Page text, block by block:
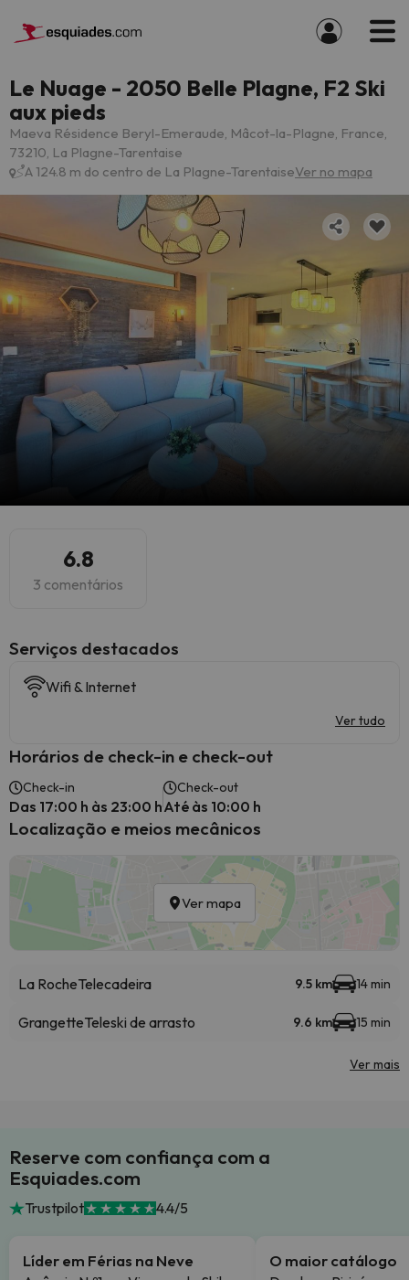
Le Nuage - 2050 Belle Plagne, F2 Ski
aux pieds
Maeva Résidence Beryl-Emeraude, Mâcot-la-Plagne, France,
73210, La Plagne-Tarentaise
A 124.8 m do centro de La Plagne-TarentaiseVer no mapa
6.8
3 comentários
Serviços destacados
Wifi & Internet
Ver tudo
Horários de check-in e check-out
Check-in
Das 17:00 h às 23:00 h
Check-out
Até às 10:00 h
Localização e meios mecânicos
Ver mapa
La RocheTelecadeira 9.5 km 14 min
GrangetteTeleski de arrasto 9.6 km 15 min
Ver mais
Reserve com confiança com a
Esquiades.com
Trustpilot 4.4/5
Líder em Férias na Neve O maior catálogo